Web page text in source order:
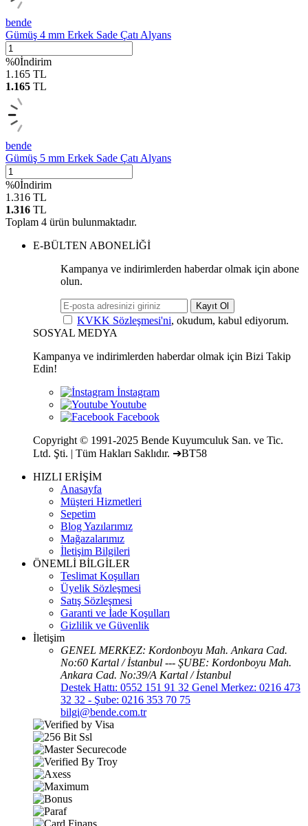
bende
Gümüş 4 mm Erkek Sade Çatı Alyans
%0İndirim
1.165 TL
1.165 TL
bende
Gümüş 5 mm Erkek Sade Çatı Alyans
%0İndirim
1.316 TL
1.316 TL
Toplam 4 ürün bulunmaktadır.
E-BÜLTEN ABONELİĞİ
Kampanya ve indirimlerden haberdar olmak için abone
olun.
Kayıt Ol
KVKK Sözleşmesi'ni, okudum, kabul ediyorum.
SOSYAL MEDYA
Kampanya ve indirimlerden haberdar olmak için Bizi Takip
Edin!
Copyright © 1991-2025 Bende Kuyumculuk San. ve Tic.
Ltd. Şti. | Tüm Hakları Saklıdır. ➔BT58
HIZLI ERİŞİM
Anasayfa
Müşteri Hizmetleri
Sepetim
Blog Yazılarımız
Mağazalarımız
İletişim Bilgileri
ÖNEMLİ BİLGİLER
Teslimat Koşulları
Üyelik Sözleşmesi
Satış Sözleşmesi
Garanti ve İade Koşulları
Gizlilik ve Güvenlik
İletişim
GENEL MERKEZ: Kordonboyu Mah. Ankara Cad.
No:60 Kartal / İstanbul --- ŞUBE: Kordonboyu Mah.
Ankara Cad. No:39/A Kartal / İstanbul
Destek Hattı: 0552 151 91 32 Genel Merkez: 0216 473
32 32 - Şube: 0216 353 70 75
bilgi@bende.com.tr